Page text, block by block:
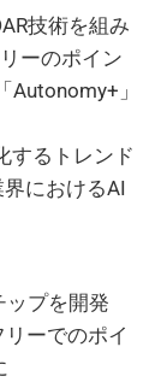
技術を組み
ーのポイン
Autonomy+」
するトレンド
におけるAI
ップを開発
ーでのポイ